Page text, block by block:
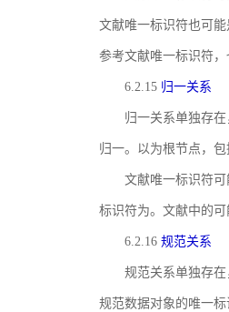
文献唯一标识符也可
参考文献唯一标识符
6.2.15 归一关系
归一关系单独存
归一。以为根节点，
文献唯一标识符
标识符为。文献中的
6.2.16 规范关系
规范关系单独存
规范数据对象的唯一